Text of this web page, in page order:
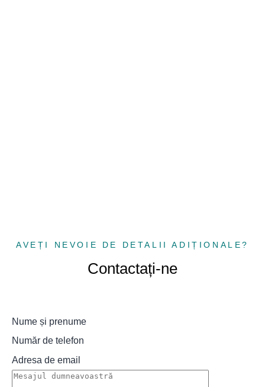
AVEȚI NEVOIE DE DETALII ADIȚIONALE?
Contactați-ne